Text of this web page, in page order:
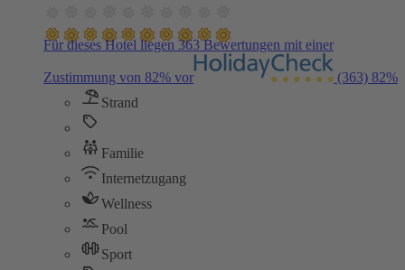
Für dieses Hotel liegen 363 Bewertungen mit einer
Zustimmung von 82% vor (363) 82%
Strand
Familie
Internetzugang
Wellness
Pool
Sport